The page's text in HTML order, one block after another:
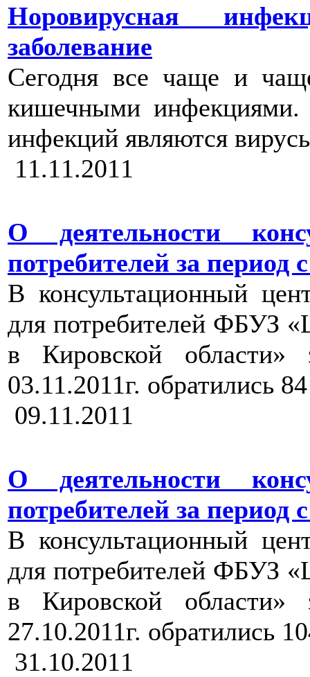
Норовирусная
заболевание
Сегодня все чаще и
кишечными
инфекций являются
11.11.2011
О деятельности
потребителей за период
В консультационный
для потребителей ФБУЗ
в Кировской
03.11.2011г. обратились
09.11.2011
О деятельности
потребителей за период
В консультационный
для потребителей ФБУЗ
в Кировской
27.10.2011г. обратились
31.10.2011